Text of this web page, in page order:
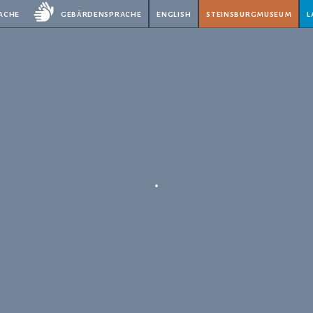
gebärdensprache english steinsburgmuseum